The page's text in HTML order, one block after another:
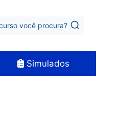
você procura?
Simulados